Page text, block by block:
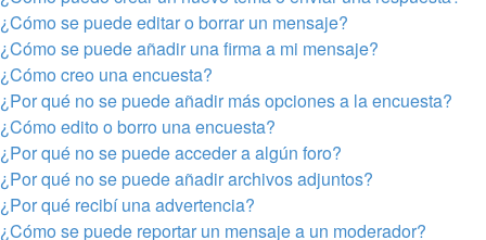
¿Cómo se puede editar o borrar un mensaje?
¿Cómo se puede añadir una firma a mi mensaje?
¿Cómo creo una encuesta?
¿Por qué no se puede añadir más opciones a la encuesta?
¿Cómo edito o borro una encuesta?
¿Por qué no se puede acceder a algún foro?
¿Por qué no se puede añadir archivos adjuntos?
¿Por qué recibí una advertencia?
¿Cómo se puede reportar un mensaje a un moderador?